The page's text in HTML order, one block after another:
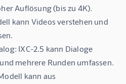
Auflösung (bis zu 4K).
kann Videos verstehen und
IXC-2.5 kann Dialoge
mehrere Runden umfassen.
kann aus